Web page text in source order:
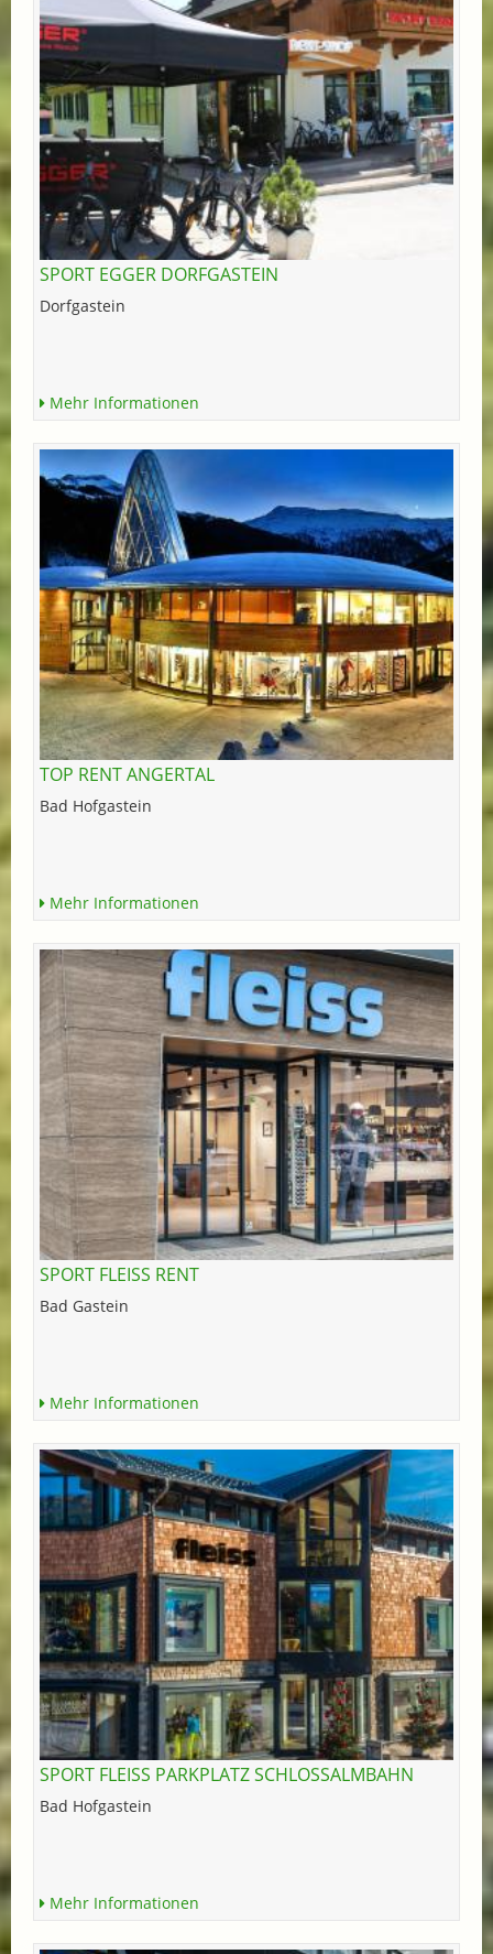
SPORT EGGER DORFGASTEIN
Dorfgastein
Mehr Informationen
TOP RENT ANGERTAL
Bad Hofgastein
Mehr Informationen
SPORT FLEISS RENT
Bad Gastein
Mehr Informationen
SPORT FLEISS PARKPLATZ SCHLOSSALMBAHN
Bad Hofgastein
Mehr Informationen